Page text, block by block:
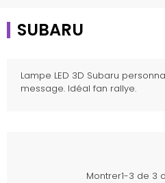
SUBARU
Lampe LED 3D Subaru
message. Idéal fan rallye.
Montrer1-3 de 3